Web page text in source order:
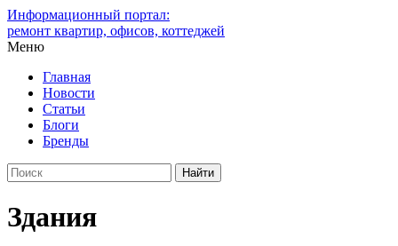
Информационный портал:
ремонт квартир, офисов, коттеджей
Меню
Главная
Новости
Статьи
Блоги
Бренды
Здания